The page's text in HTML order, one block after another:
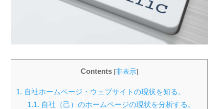
Contents [非表示]
1. 自社ホームページ・ウェブサイトの現状を知る。
1.1. 自社（己）のホームページの現状を分析する。